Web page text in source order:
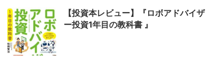
【投資本レビュー】『ロボアドバイザ
ー投資1年目の教科書 』